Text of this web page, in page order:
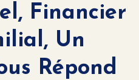
Financier
Un
Répond